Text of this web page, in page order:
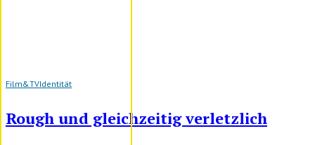
Film&TVIdentität
Rough und gleichzeitig verletzlich